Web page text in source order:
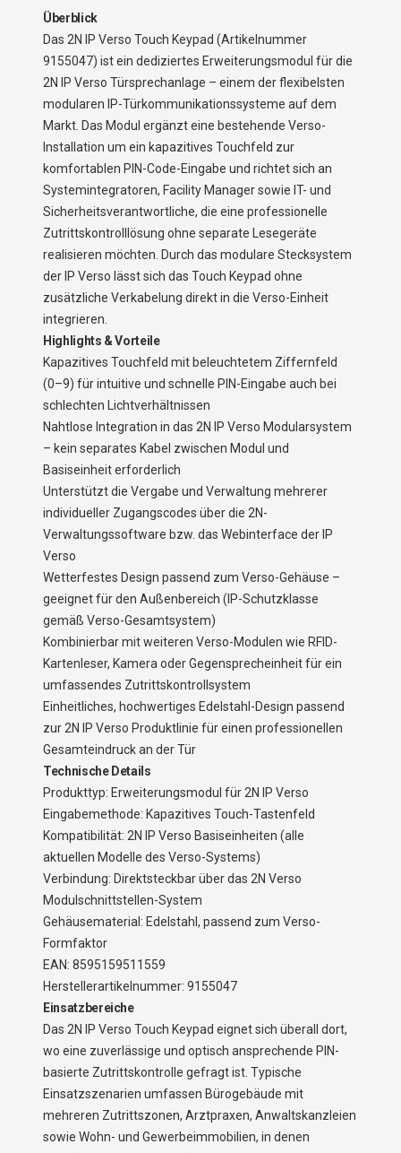
Überblick
Das 2N IP Verso Touch Keypad (Artikelnummer
9155047) ist ein dediziertes Erweiterungsmodul für die
2N IP Verso Türsprechanlage – einem der flexibelsten
modularen IP-Türkommunikationssysteme auf dem
Markt. Das Modul ergänzt eine bestehende Verso-
Installation um ein kapazitives Touchfeld zur
komfortablen PIN-Code-Eingabe und richtet sich an
Systemintegratoren, Facility Manager sowie IT- und
Sicherheitsverantwortliche, die eine professionelle
Zutrittskontrolllösung ohne separate Lesegeräte
realisieren möchten. Durch das modulare Stecksystem
der IP Verso lässt sich das Touch Keypad ohne
zusätzliche Verkabelung direkt in die Verso-Einheit
integrieren.
Highlights & Vorteile
Kapazitives Touchfeld mit beleuchtetem Ziffernfeld
(0–9) für intuitive und schnelle PIN-Eingabe auch bei
schlechten Lichtverhältnissen
Nahtlose Integration in das 2N IP Verso Modularsystem
– kein separates Kabel zwischen Modul und
Basiseinheit erforderlich
Unterstützt die Vergabe und Verwaltung mehrerer
individueller Zugangscodes über die 2N-
Verwaltungssoftware bzw. das Webinterface der IP
Verso
Wetterfestes Design passend zum Verso-Gehäuse –
geeignet für den Außenbereich (IP-Schutzklasse
gemäß Verso-Gesamtsystem)
Kombinierbar mit weiteren Verso-Modulen wie RFID-
Kartenleser, Kamera oder Gegensprecheinheit für ein
umfassendes Zutrittskontrollsystem
Einheitliches, hochwertiges Edelstahl-Design passend
zur 2N IP Verso Produktlinie für einen professionellen
Gesamteindruck an der Tür
Technische Details
Produkttyp: Erweiterungsmodul für 2N IP Verso
Eingabemethode: Kapazitives Touch-Tastenfeld
Kompatibilität: 2N IP Verso Basiseinheiten (alle
aktuellen Modelle des Verso-Systems)
Verbindung: Direktsteckbar über das 2N Verso
Modulschnittstellen-System
Gehäusematerial: Edelstahl, passend zum Verso-
Formfaktor
EAN: 8595159511559
Herstellerartikelnummer: 9155047
Einsatzbereiche
Das 2N IP Verso Touch Keypad eignet sich überall dort,
wo eine zuverlässige und optisch ansprechende PIN-
basierte Zutrittskontrolle gefragt ist. Typische
Einsatzszenarien umfassen Bürogebäude mit
mehreren Zutrittszonen, Arztpraxen, Anwaltskanzleien
sowie Wohn- und Gewerbeimmobilien, in denen